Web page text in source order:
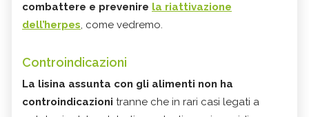
combattere e prevenire la riattivazione
dell’herpes, come vedremo.
Controindicazioni
La lisina assunta con gli alimenti non ha
controindicazioni tranne che in rari casi legati a